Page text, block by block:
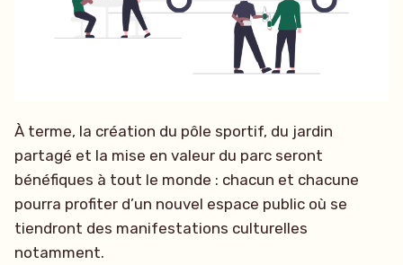
À terme, la création du pôle sportif, du jardin
partagé et la mise en valeur du parc seront
bénéfiques à tout le monde : chacun et chacune
pourra profiter d’un nouvel espace public où se
tiendront des manifestations culturelles
notamment.